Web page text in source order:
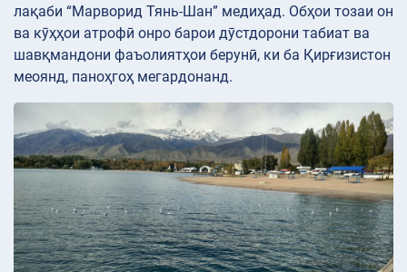
лақаби “Марворид Тянь-Шан” медиҳад. Обҳои тозаи он
ва кӯҳҳои атрофӣ онро барои дӯстдорони табиат ва
шавқмандони фаъолиятҳои берунӣ, ки ба Қирғизистон
меоянд, паноҳгоҳ мегардонанд.